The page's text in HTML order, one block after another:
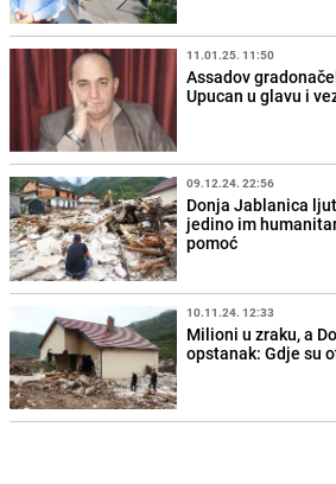
11.01.25. 11:50
Assadov
Upucan u glavu i
09.12.24. 22:56
Donja Jablanica
jedino im
pomoć
10.11.24. 12:33
Milioni u zraku, a
opstanak: Gdje su